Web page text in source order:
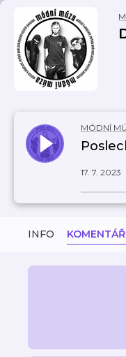
MÓDNÍ
17. 7. 2023
INFO